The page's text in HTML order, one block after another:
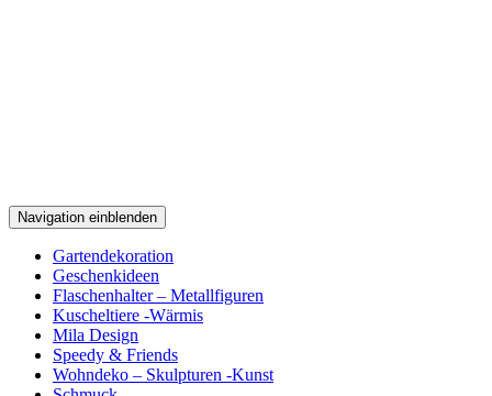
Navigation einblenden
Gartendekoration
Geschenkideen
Flaschenhalter – Metallfiguren
Kuscheltiere -Wärmis
Mila Design
Speedy & Friends
Wohndeko – Skulpturen -Kunst